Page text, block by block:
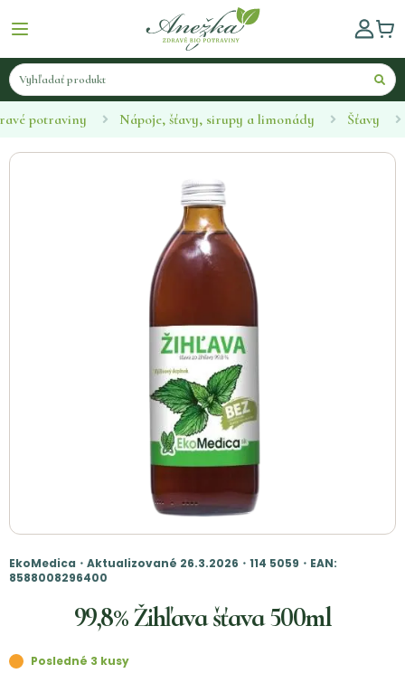
potraviny Nápoje, šťavy, sirupy a limonády Šťavy
EkoMedica・Aktualizované 26.3.2026・114 5059・EAN:
8588008296400
99,8% Žihľava šťava 500ml
Posledné 3 kusy